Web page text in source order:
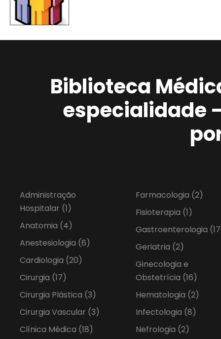
Biblioteca
especialidade
Administração
Hospitalar (1)
Anatomia (4)
Anestesiologia (6)
Cardiologia (20)
Cirurgia (17)
Cirurgia Plástica (3)
Cirurgia Vascular (3)
Clínica Médica (18)
Farmacologia (2)
Fisioterapia (1)
Gastroenterologia
Geriatria (2)
Ginecologia e
Obstetrícia (16)
Hematologia (2)
Infectologia (8)
Nefrologia (2)